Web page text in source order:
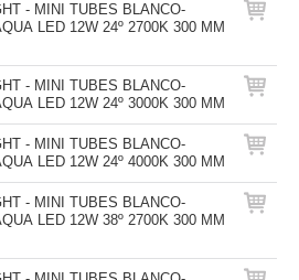
- MINI TUBES BLANCO-
LED 12W 24º 2700K 300 MM
- MINI TUBES BLANCO-
LED 12W 24º 3000K 300 MM
- MINI TUBES BLANCO-
LED 12W 24º 4000K 300 MM
- MINI TUBES BLANCO-
LED 12W 38º 2700K 300 MM